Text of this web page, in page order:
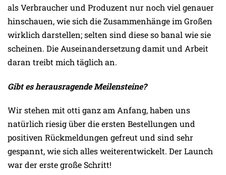
als Verbraucher und Produzent nur noch viel genauer
hinschauen, wie sich die Zusammenhänge im Großen
wirklich darstellen; selten sind diese so banal wie sie
scheinen. Die Auseinandersetzung damit und Arbeit
daran treibt mich täglich an.
Gibt es herausragende Meilensteine?
Wir stehen mit otti ganz am Anfang, haben uns
natürlich riesig über die ersten Bestellungen und
positiven Rückmeldungen gefreut und sind sehr
gespannt, wie sich alles weiterentwickelt. Der Launch
war der erste große Schritt!